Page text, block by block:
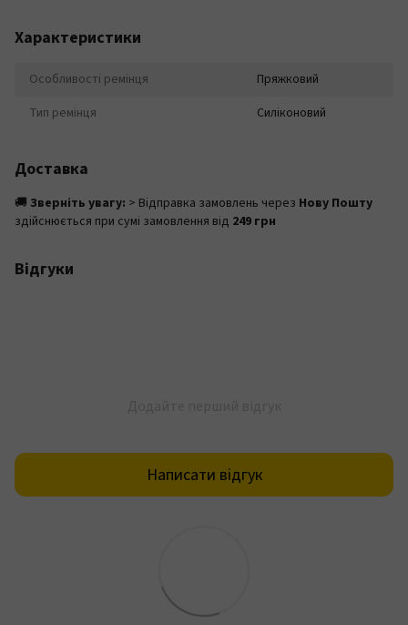
Характеристики
Особливості ремінця
Пряжковий
Тип ремінця
Силіконовий
Доставка
🚚 Зверніть увагу: > Відправка замовлень через Нову Пошту
здійснюється при сумі замовлення від 249 грн
Відгуки
Написати відгук